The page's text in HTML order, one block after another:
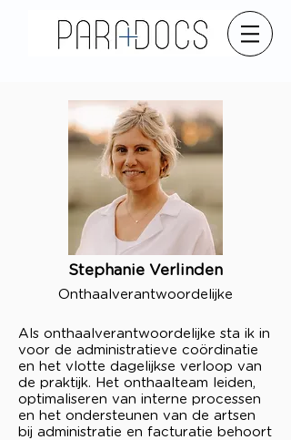
Stephanie Verlinden
Onthaalverantwoordelijke
Als onthaalverantwoordelijke sta ik in
voor de administratieve coördinatie
en het vlotte dagelijkse verloop van
de praktijk. ​ Het onthaalteam leiden,
optimaliseren van interne processen
en het ondersteunen van de artsen
bij administratie en facturatie behoort